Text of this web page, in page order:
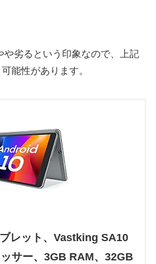
や劣るという印象なので、上記
能性があります。
レット、Vastking SA10
サー、3GB RAM、32GB